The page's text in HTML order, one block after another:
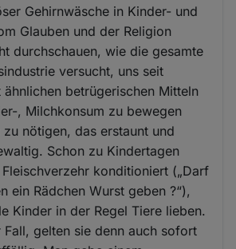
Gehirnwäsche in Kinder- und
Glauben und der Religion
durchschauen, wie die gesamte
versucht, uns seit
ähnlichen betrügerischen Mitteln
, Milchkonsum zu bewegen
nötigen, das erstaunt und
Schon zu Kindertagen
konditioniert („Darf
ein Rädchen Wurst geben ?“),
Kinder in der Regel Tiere lieben.
Fall, gelten sie denn auch sofort